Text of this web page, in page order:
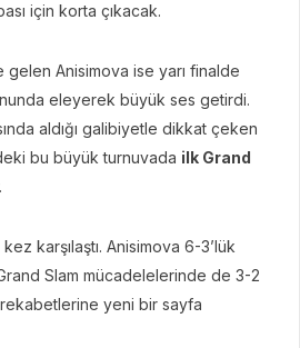
için korta çıkacak.
gelen Anisimova ise yarı finalde
eleyerek büyük ses getirdi.
aldığı galibiyetle dikkat çeken
bu büyük turnuvada ilk Grand
karşılaştı. Anisimova 6-3’lük
Slam mücadelelerinde de 3-2
yeni bir sayfa